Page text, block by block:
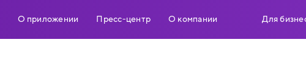
О приложении Пресс-центр О компании Для